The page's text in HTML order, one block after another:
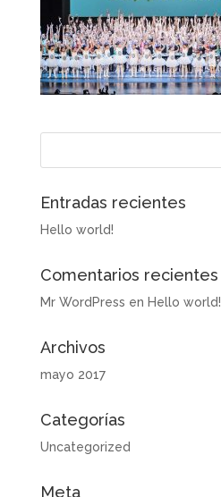
Entradas recientes
Hello world!
Comentarios recientes
Mr WordPress en Hello world!
Archivos
mayo 2017
Categorías
Uncategorized
Meta